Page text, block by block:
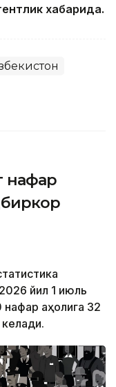
хабарида.
нафар
йил 1 июль
нафар аҳолига 32